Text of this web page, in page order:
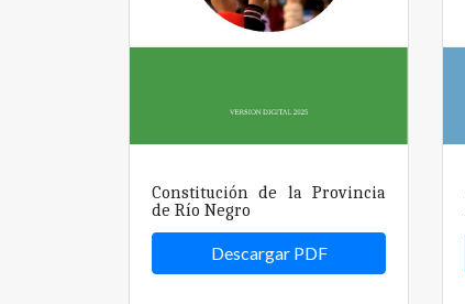
Constitución de la Provincia
de Río Negro
Descargar PDF